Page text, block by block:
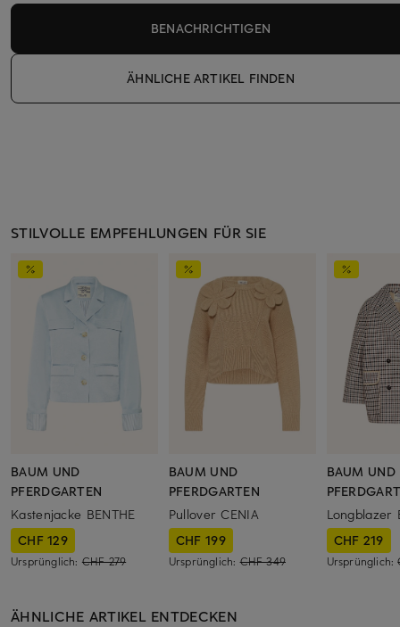
BENACHRICHTIGEN
ÄHNLICHE ARTIKEL FINDEN
STILVOLLE EMPFEHLUNGEN FÜR SIE
BAUM UND
PFERDGARTEN
Kastenjacke BENTHE
CHF 129
Ursprünglich: CHF 279
BAUM UND
PFERDGARTEN
Pullover CENIA
CHF 199
Ursprünglich:CHF 349
BAUM UND
Longblazer
CHF 219
Ursprünglich:
ÄHNLICHE ARTIKEL ENTDECKEN